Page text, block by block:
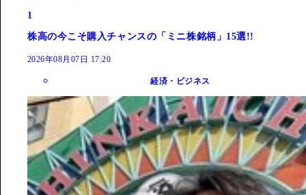
1
株高の今こそ購入チャンスの「ミニ株銘柄」15選!!
2026年08月07日 17:20
経済・ビジネス